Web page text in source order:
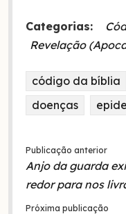
Categorias:
Revelação
código da bíblia
doenças
Publicação anterior
Anjo da guarda
redor para nos
Próxima publicação